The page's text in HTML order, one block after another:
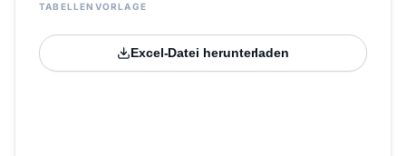
TABELLENVORLAGE
Excel-Datei herunterladen